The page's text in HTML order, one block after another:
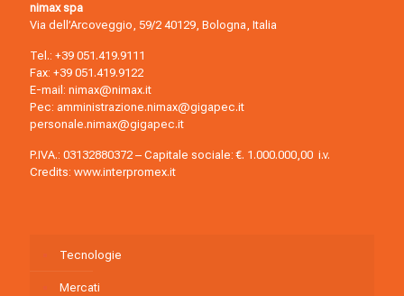
nimax spa
Via dell’Arcoveggio, 59/2 40129, Bologna, Italia
Tel.: +39 051.419.9111
Fax: +39 051.419.9122
E-mail: nimax@nimax.it
Pec: amministrazione.nimax@gigapec.it
personale.nimax@gigapec.it
P.IVA.: 03132880372 – Capitale sociale: €. 1.000.000,00 i.v.
Credits: www.interpromex.it
Tecnologie
Mercati